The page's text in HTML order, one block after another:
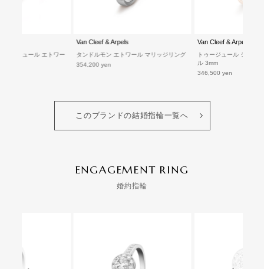
ニアチュール エトワー
Van Cleef & Arpels
タンドルモン エトワール マリッジリング
354,200 yen
Van Cleef & Arpels
トゥージュール シニア
ル 3mm
346,500 yen
このブランドの結婚指輪一覧へ
ENGAGEMENT RING
婚約指輪